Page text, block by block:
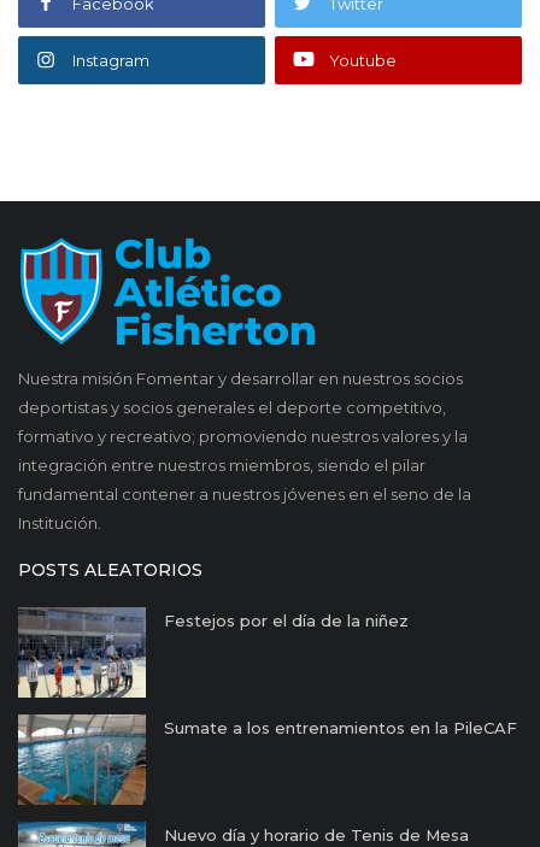
Facebook Twitter
Instagram Youtube
Nuestra misión Fomentar y desarrollar en nuestros socios
deportistas y socios generales el deporte competitivo,
formativo y recreativo; promoviendo nuestros valores y la
integración entre nuestros miembros, siendo el pilar
fundamental contener a nuestros jóvenes en el seno de la
Institución.
POSTS ALEATORIOS
Festejos por el día de la niñez
Sumate a los entrenamientos en la PileCAF
Nuevo día y horario de Tenis de Mesa